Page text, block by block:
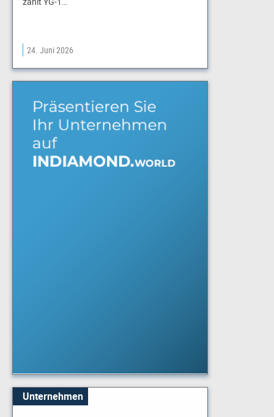
24. Juni 2026
Unternehmen